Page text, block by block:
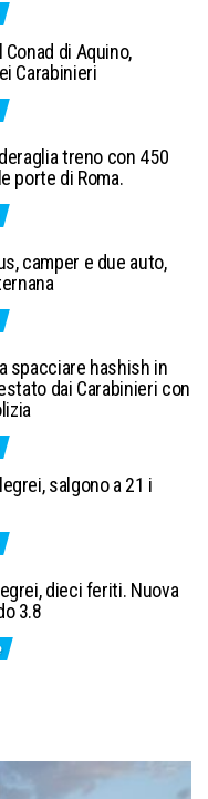
di Aquino,
Carabinieri
treno con 450
porte di Roma.
camper e due auto,
spacciare hashish in
dai Carabinieri con
salgono a 21 i
dieci feriti. Nuova
3.8